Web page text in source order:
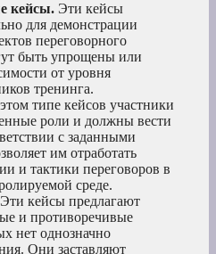
кейсы. Эти кейсы
для демонстрации
переговорного
быть упрощены или
от уровня
тренинга.
типе кейсов участники
роли и должны вести
с заданными
им отработать
и тактики переговоров в
среде.
Эти кейсы предлагают
и противоречивые
нет однозначно
Они заставляют